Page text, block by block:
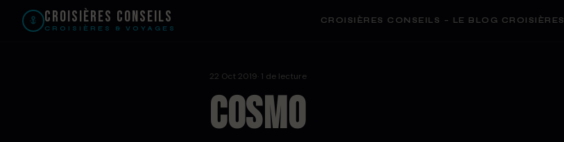
Croisières Conseils
CROISIÈRES & VOYAGES
CROISIÈRES CONSEILS – LE BLOG CROISIÈRES
22 Oct 2019 · 1 de lecture
cosmo